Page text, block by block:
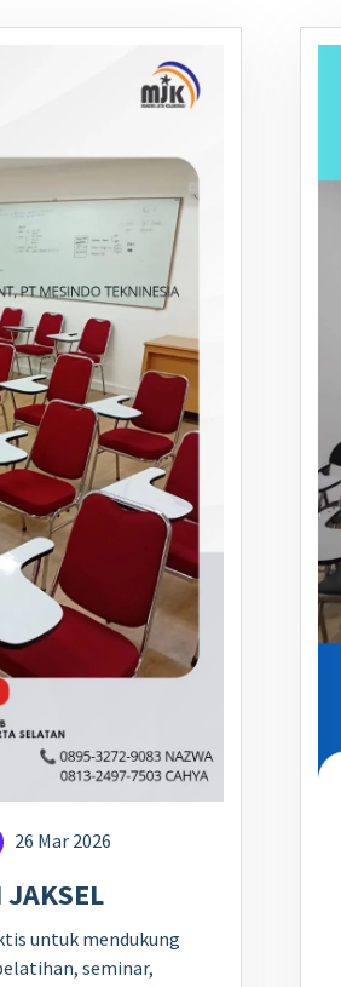
26 Mar 2026
JAKSEL
untuk mendukung
seminar,